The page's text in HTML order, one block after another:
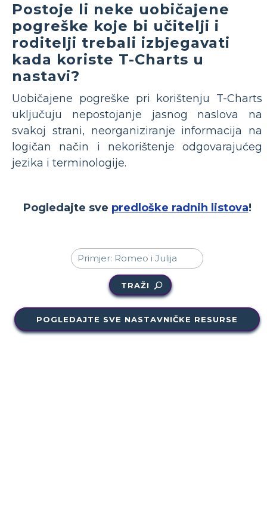
Postoje li neke uobičajene
pogreške koje bi učitelji i
roditelji trebali izbjegavati
kada koriste T-Charts u
nastavi?
Uobičajene pogreške pri korištenju T-Charts
uključuju nepostojanje jasnog naslova na
svakoj strani, neorganiziranje informacija na
logičan način i nekorištenje odgovarajućeg
jezika i terminologije.
Pogledajte sve predloške radnih listova!
TRAŽI
POGLEDAJTE SVE NASTAVNIČKE RESURSE